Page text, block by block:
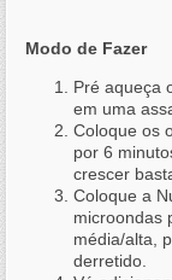
Modo de Fazer
Pré aqueça
em uma
Coloque os
por 6
crescer
Coloque a
microondas
média/alta,
derretido.